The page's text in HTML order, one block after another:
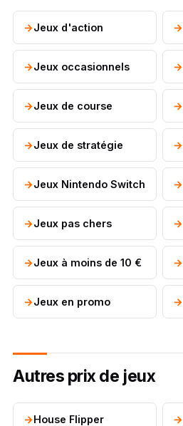
Jeux d'action
Jeux occasionnels
Jeux de course
Jeux de stratégie
Jeux Nintendo Switch
Jeux pas chers
Jeux à moins de 10 €
Jeux en promo
Autres prix de jeux
House Flipper